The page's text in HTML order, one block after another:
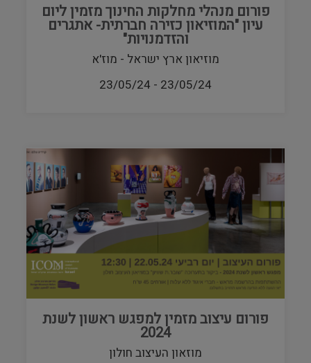
פורום מנהלי מחלקות החינוך מזמין ליום
עיון "המוזיאון כזירה חברתית- אתגרים
והזדמנויות"
מוזיאון ארץ ישראל - מוז'א
23/05/24
-
23/05/24
פורום עיצוב מזמין למפגש ראשון לשנת
2024
מוזאון העיצוב חולון